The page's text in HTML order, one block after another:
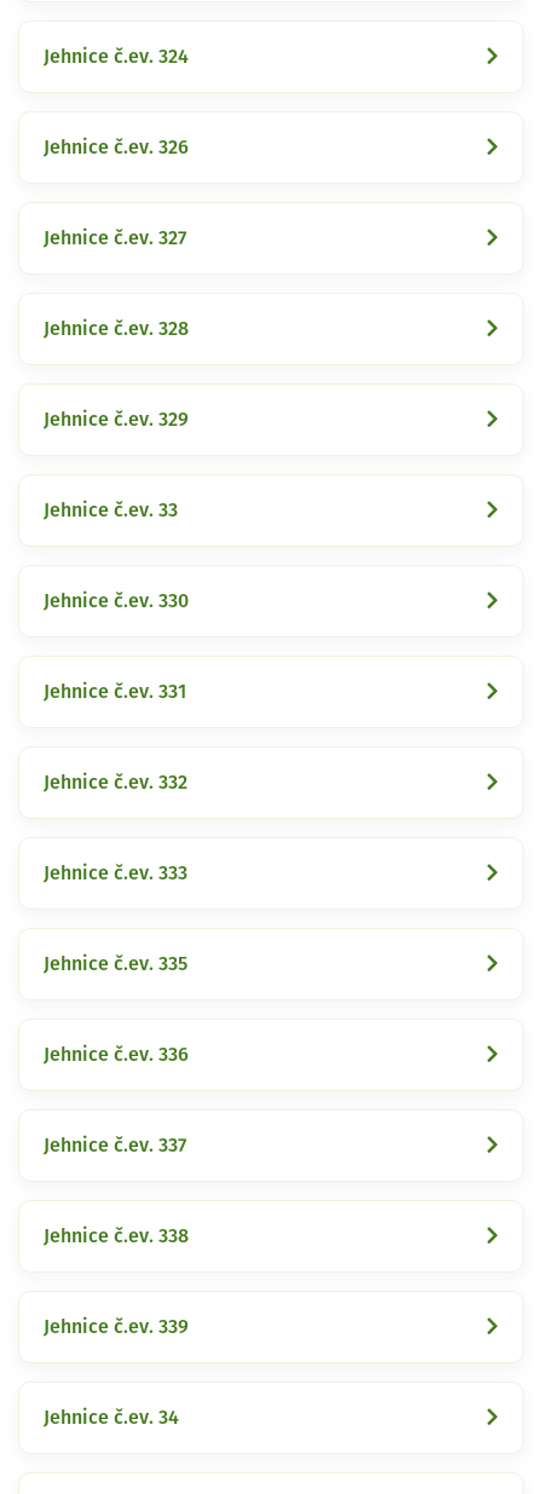
Jehnice č.ev. 324
Jehnice č.ev. 326
Jehnice č.ev. 327
Jehnice č.ev. 328
Jehnice č.ev. 329
Jehnice č.ev. 33
Jehnice č.ev. 330
Jehnice č.ev. 331
Jehnice č.ev. 332
Jehnice č.ev. 333
Jehnice č.ev. 335
Jehnice č.ev. 336
Jehnice č.ev. 337
Jehnice č.ev. 338
Jehnice č.ev. 339
Jehnice č.ev. 34